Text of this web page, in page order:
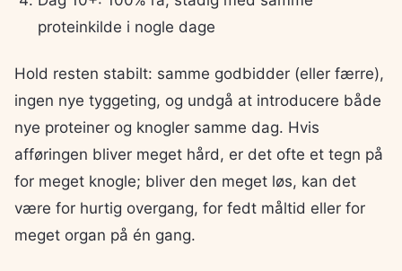
proteinkilde i nogle dage
Hold resten stabilt: samme godbidder (eller færre),
ingen nye tyggeting, og undgå at introducere både
nye proteiner og knogler samme dag. Hvis
afføringen bliver meget hård, er det ofte et tegn på
for meget knogle; bliver den meget løs, kan det
være for hurtig overgang, for fedt måltid eller for
meget organ på én gang.